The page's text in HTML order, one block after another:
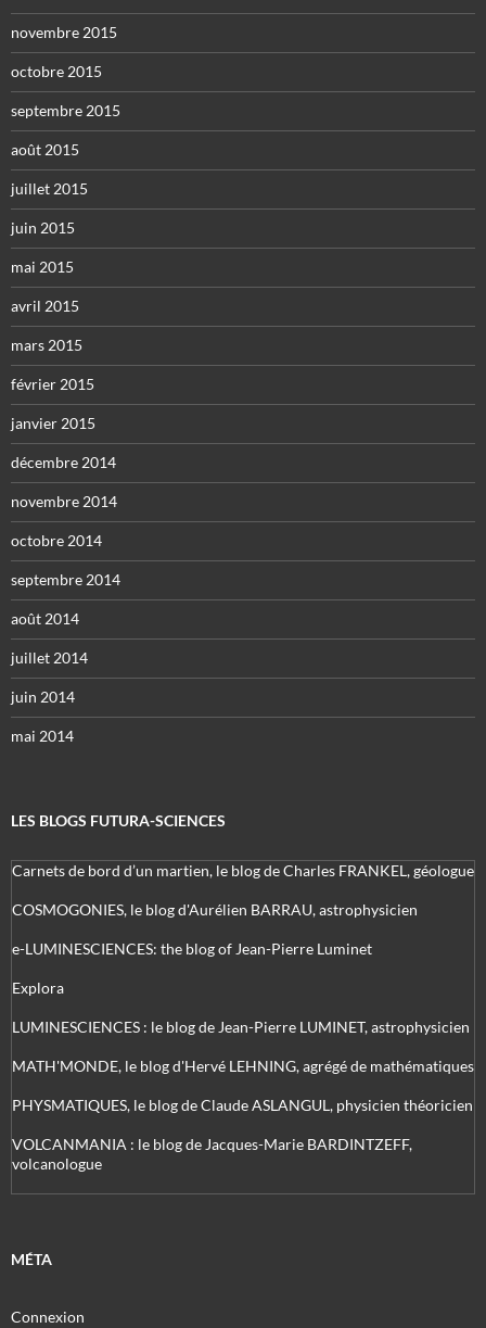
novembre 2015
octobre 2015
septembre 2015
août 2015
juillet 2015
juin 2015
mai 2015
avril 2015
mars 2015
février 2015
janvier 2015
décembre 2014
novembre 2014
octobre 2014
septembre 2014
août 2014
juillet 2014
juin 2014
mai 2014
LES BLOGS FUTURA-SCIENCES
Carnets de bord d’un martien, le blog de Charles FRANKEL, géologue
COSMOGONIES, le blog d'Aurélien BARRAU, astrophysicien
e-LUMINESCIENCES: the blog of Jean-Pierre Luminet
Explora
LUMINESCIENCES : le blog de Jean-Pierre LUMINET, astrophysicien
MATH'MONDE, le blog d'Hervé LEHNING, agrégé de mathématiques
PHYSMATIQUES, le blog de Claude ASLANGUL, physicien théoricien
VOLCANMANIA : le blog de Jacques-Marie BARDINTZEFF,
volcanologue
MÉTA
Connexion